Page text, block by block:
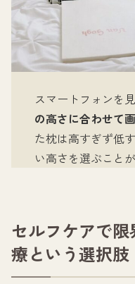
スマートフォンを
の高さに合わせて
た枕は高すぎず低
い高さを選ぶこと
セルフケアで
療という選択肢